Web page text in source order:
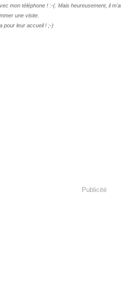
mon téléphone ! :-(. Mais heureusement, il
une visite.
pour leur accueil ! ;-)
Publicité